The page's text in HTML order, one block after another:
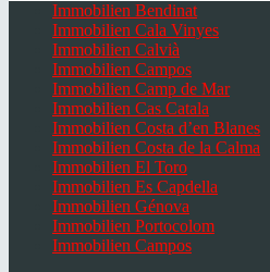
Immobilien Bendinat
Immobilien Cala Vinyes
Immobilien Calvià
Immobilien Campos
Immobilien Camp de Mar
Immobilien Cas Catala
Immobilien Costa d’en Blanes
Immobilien Costa de la Calma
Immobilien El Toro
Immobilien Es Capdella
Immobilien Génova
Immobilien Portocolom
Immobilien Campos